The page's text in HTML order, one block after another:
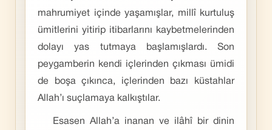
mahrumiyet içinde yaşamışlar, millî kurtuluş
ümitlerini yitirip itibarlarını kaybetmelerinden
dolayı yas tutmaya başlamışlardı. Son
peygamberin kendi içlerinden çıkması ümidi
de boşa çıkınca, içlerinden bazı küstahlar
Allah’ı suçlamaya kalkıştılar.
Esasen Allah’a inanan ve ilâhî bir dinin